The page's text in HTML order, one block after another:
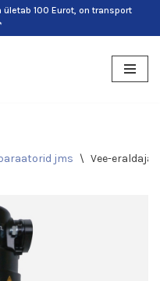
100 Eurot, on transport
jms \ Vee-eraldaja